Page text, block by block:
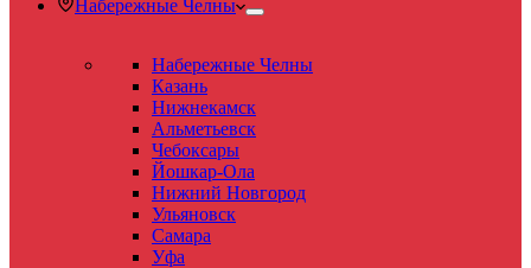
Набережные Челны
Набережные Челны
Казань
Нижнекамск
Альметьевск
Чебоксары
Йошкар-Ола
Нижний Новгород
Ульяновск
Самара
Уфа